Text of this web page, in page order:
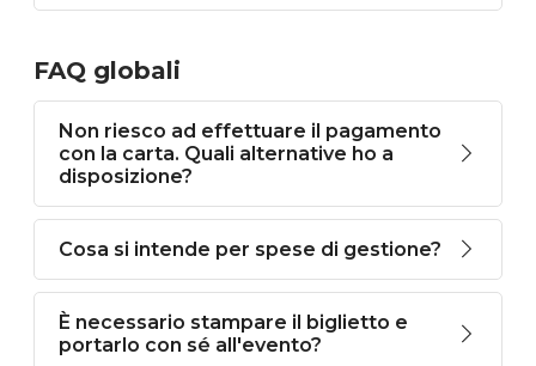
FAQ globali
Non riesco ad effettuare il pagamento
con la carta. Quali alternative ho a
disposizione?
Cosa si intende per spese di gestione?
È necessario stampare il biglietto e
portarlo con sé all'evento?